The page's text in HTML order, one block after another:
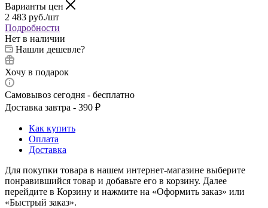
Варианты цен
2 483 руб./шт
Подробности
Нет в наличии
Нашли дешевле?
Хочу в подарок
Самовывоз сегодня - бесплатно
Доставка завтра - 390 ₽
Как купить
Оплата
Доставка
Для покупки товара в нашем интернет-магазине выберите
понравившийся товар и добавьте его в корзину. Далее
перейдите в Корзину и нажмите на «Оформить заказ» или
«Быстрый заказ».